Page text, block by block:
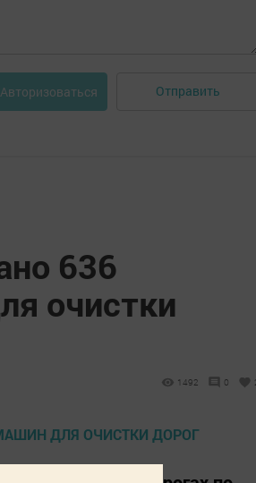
Авторизоваться Отправить
636
очистки
1492 0